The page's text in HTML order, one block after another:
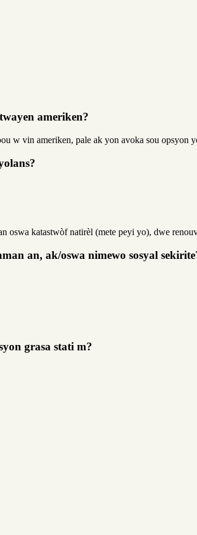
ameriken?
w vin ameriken, pale ak yon avoka sou opsyon
oswa katastwòf natirèl (mete peyi yo), dwe
an, ak/oswa nimewo sosyal
grasa stati m?